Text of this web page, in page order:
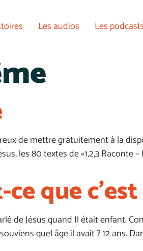
Les audios Les
de mettre gratuitement à la
les 80 textes de «1,2,3 Raconte
que
de Jésus quand Il était enfant.
quel âge il avait ? 12 ans.